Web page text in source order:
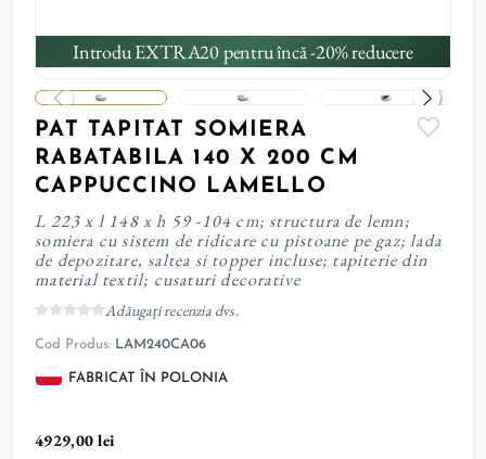
Introdu EXTRA20 pentru încă -20% reducere
PAT TAPITAT SOMIERA
RABATABILA 140 X 200 CM
CAPPUCCINO LAMELLO
L 223 x l 148 x h 59 -104 cm; structura de lemn;
somiera cu sistem de ridicare cu pistoane pe gaz; lada
de depozitare, saltea si topper incluse; tapiterie din
material textil; cusaturi decorative
Adăugați recenzia dvs.
Cod Produs: LAM240CA06
FABRICAT ÎN POLONIA
4929,00 lei